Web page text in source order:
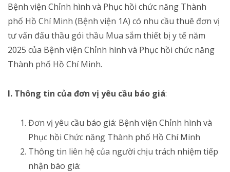
Bệnh viện Chỉnh hình và Phục hồi chức năng Thành
phố Hồ Chí Minh (Bệnh viện 1A) có nhu cầu thuê đơn vị
tư vấn đấu thầu gói thầu Mua sắm thiết bị y tế năm
2025 của Bệnh viện Chỉnh hình và Phục hồi chức năng
Thành phố Hồ Chí Minh.
I. Thông tin của đơn vị yêu cầu báo giá:
Đơn vị yêu cầu báo giá: Bệnh viện Chỉnh hình và
Phục hồi Chức năng Thành phố Hồ Chí Minh
Thông tin liên hệ của người chịu trách nhiệm tiếp
nhận báo giá: